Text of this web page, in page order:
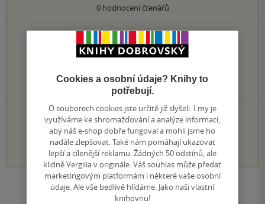
0hodnocení čtenářů
0×
4 hvězdičky
2 hvězdičky
1 hvezdička
PŘIDEJTE SVÉ HODNOCENÍ KNIHY
1 2 3 4 5
Zobrazit všechna hodnocení
Cookies a osobní údaje? Knihy to
potřebují.
O souborech cookies jste určitě již slyšeli. I my je
využíváme ke shromažďování a analýze informací,
aby náš e-shop dobře fungoval a mohli jsme ho
nadále zlepšovat. Také nám pomáhají ukazovat
lepší a cílenější reklamu. Žádných 50 odstínů, ale
klidně Vergilia v originále. Váš souhlas může předat
marketingovým platformám i některé vaše osobní
údaje. Ale vše bedlivě hlídáme. Jako naši vlastní
knihovnu!